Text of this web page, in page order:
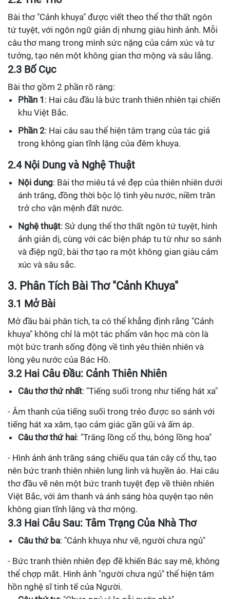
Bài thơ "Cảnh khuya" được viết theo thể thơ thất ngôn
tứ tuyệt, với ngôn ngữ giản dị nhưng giàu hình ảnh. Mỗi
câu thơ mang trong mình sức nặng của cảm xúc và tư
tưởng, tạo nên một không gian thơ mộng và sâu lắng.
2.3 Bố Cục
Bài thơ gồm 2 phần rõ ràng:
Phần 1 : Hai câu đầu là bức tranh thiên nhiên tại chiến
khu Việt Bắc.
Phần 2: Hai câu sau thể hiện tâm trạng của tác giả
trong không gian tĩnh lặng của đêm khuya.
2.4 Nội Dung và Nghệ Thuật
Nội dung: Bài thơ miêu tả vẻ đẹp của thiên nhiên dưới
ánh trăng, đồng thời bộc lộ tình yêu nước, niềm trăn
trở cho vận mệnh đất nước.
Nghệ thuật: Sử dụng thể thơ thất ngôn tứ tuyệt, hình
ảnh giản dị, cùng với các biện pháp tu từ như so sánh
và điệp ngữ, bài thơ tạo ra một không gian giàu cảm
xúc và sâu sắc.
3. Phân Tích Bài Thơ "Cảnh Khuya"
3.1 Mở Bài
Mở đầu bài phân tích, ta có thể khẳng định rằng "Cảnh
khuya" không chỉ là một tác phẩm văn học mà còn là
một bức tranh sống động về tình yêu thiên nhiên và
lòng yêu nước của Bác Hồ.
3.2 Hai Câu Đầu: Cảnh Thiên Nhiên
Câu thơ thứ nhất: "Tiếng suối trong như tiếng hát xa"
- Âm thanh của tiếng suối trong trẻo được so sánh với
tiếng hát xa xăm, tạo cảm giác gần gũi và ấm áp.
Câu thơ thứ hai: "Trăng lồng cổ thụ, bóng lồng hoa"
- Hình ảnh ánh trăng sáng chiếu qua tán cây cổ thụ, tạo
nên bức tranh thiên nhiên lung linh và huyền ảo. Hai câu
thơ đầu vẽ nên một bức tranh tuyệt đẹp về thiên nhiên
Việt Bắc, với âm thanh và ánh sáng hòa quyện tạo nên
không gian tĩnh lặng và thơ mộng.
3.3 Hai Câu Sau: Tâm Trạng Của Nhà Thơ
Câu thứ ba: "Cảnh khuya như vẽ, người chưa ngủ"
- Bức tranh thiên nhiên đẹp đẽ khiến Bác say mê, không
thể chợp mắt. Hình ảnh "người chưa ngủ" thể hiện tâm
hồn nghệ sĩ tinh tế của Người.